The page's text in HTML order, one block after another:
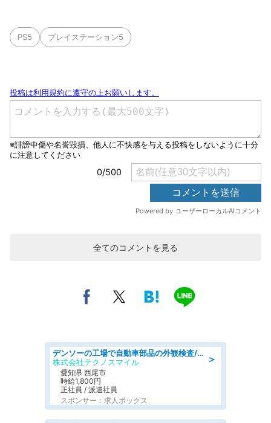
PS5 プレイステーション5
全てのコメントを見る
＞
デンソーの工場で自動車部品の外観検査/denso aichi
株式会社テクノスマイル
愛知県 西尾市
時給1,800円
正社員 / 派遣社員
スポンサー：求人ボックス